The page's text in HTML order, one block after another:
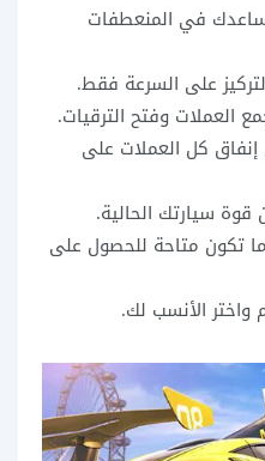
في المنعطفات
على السرعة فقط.
العملات وفتح الترقيات.
إنفاق كل العملات على
سيارتك الحالية.
تكون متاحة للحصول على
الأنسب لك.